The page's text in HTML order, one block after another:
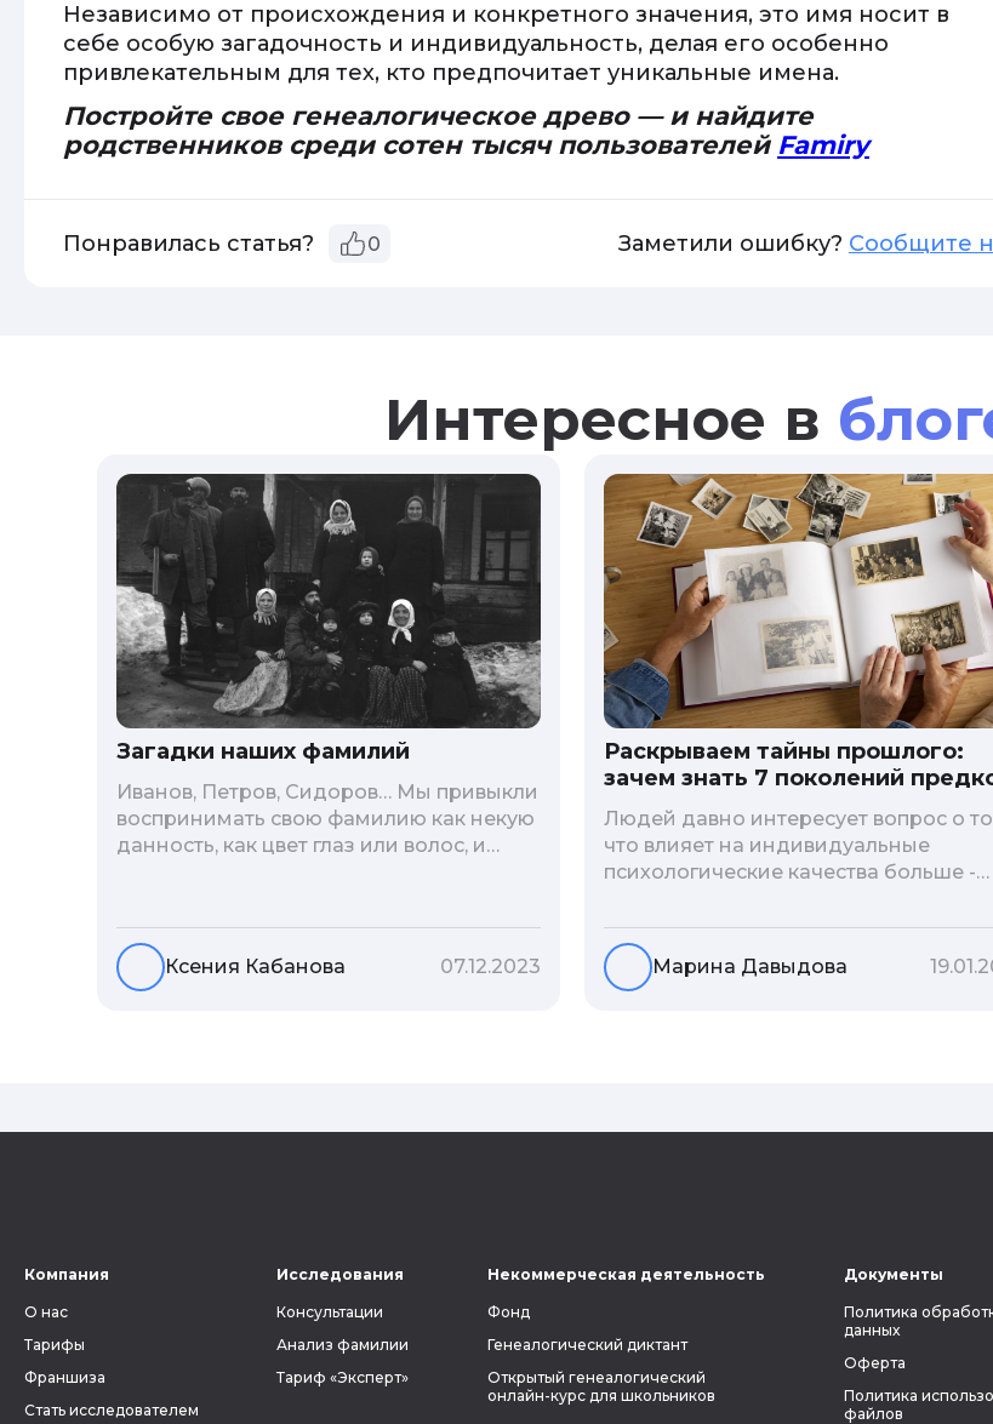
Независимо от происхождения и конкретного значения, это имя носит в
себе особую загадочность и индивидуальность, делая его особенно
привлекательным для тех, кто предпочитает уникальные имена.
Постройте свое генеалогическое древо — и найдите
родственников среди сотен тысяч пользователей Famiry
Понравилась статья? 0 Заметили ошибку? Сообщите
Интересное в
Загадки наших фамилий
Иванов, Петров, Сидоров… Мы привыкли
воспринимать свою фамилию как некую
данность, как цвет глаз или волос, и
неблагозвучной или, наоборот,
«дворянской» фамилией, и какие
секреты она может раскрыть о судьбе
Ксения Кабанова 07.12.2023
Раскрываем тайны прошлого:
зачем знать 7 поколений
Людей давно интересует вопрос о
что влияет на индивидуальные
психологические качества больше -
человека. В астрологической
существует понятие геноскоп -
семи поколений предков на судьбу
Марина Давыдова
Компания
О нас
Тарифы
Франшиза
Стать исследователем
Исследования
Консультации
Анализ фамилии
Тариф «Эксперт»
Некоммерческая деятельность
Фонд
Генеалогический диктант
Открытый генеалогический
онлайн-курс для школьников
Документы
Политика
данных
Оферта
Политика
файлов